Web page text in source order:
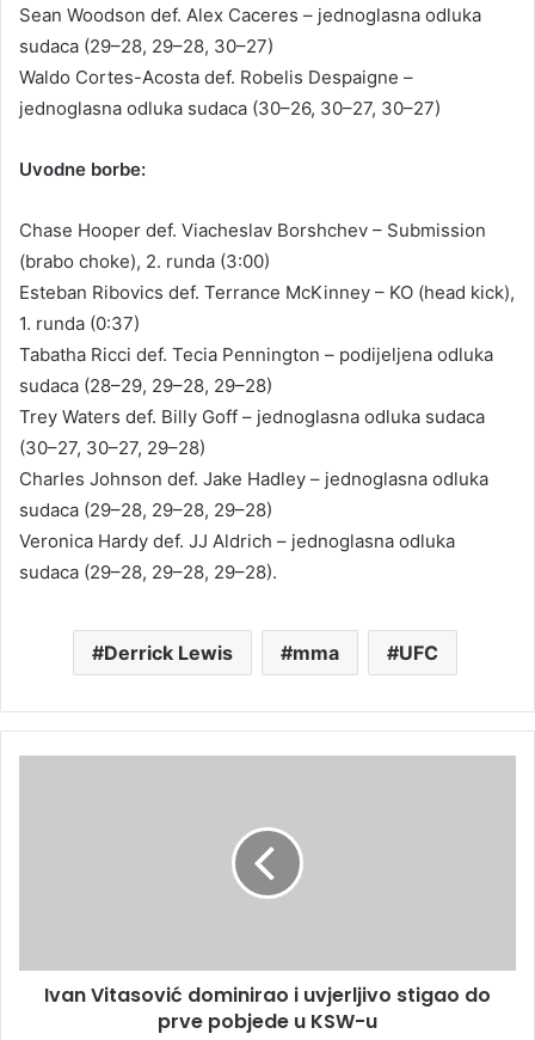
Sean Woodson def. Alex Caceres – jednoglasna odluka
sudaca (29–28, 29–28, 30–27)
Waldo Cortes-Acosta def. Robelis Despaigne –
jednoglasna odluka sudaca (30–26, 30–27, 30–27)
Uvodne borbe:
Chase Hooper def. Viacheslav Borshchev – Submission
(brabo choke), 2. runda (3:00)
Esteban Ribovics def. Terrance McKinney – KO (head kick),
1. runda (0:37)
Tabatha Ricci def. Tecia Pennington – podijeljena odluka
sudaca (28–29, 29–28, 29–28)
Trey Waters def. Billy Goff – jednoglasna odluka sudaca
(30–27, 30–27, 29–28)
Charles Johnson def. Jake Hadley – jednoglasna odluka
sudaca (29–28, 29–28, 29–28)
Veronica Hardy def. JJ Aldrich – jednoglasna odluka
sudaca (29–28, 29–28, 29–28).
Derrick Lewis mma UFC
Ivan Vitasović dominirao i uvjerljivo stigao do
prve pobjede u KSW-u